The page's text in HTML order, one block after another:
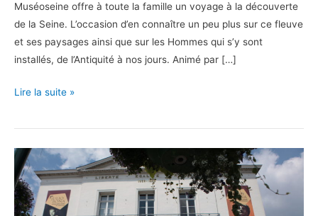
Muséoseine offre à toute la famille un voyage à la découverte
de la Seine. L’occasion d’en connaître un peu plus sur ce fleuve
et ses paysages ainsi que sur les Hommes qui s’y sont
installés, de l’Antiquité à nos jours. Animé par […]
Plongez
coeur
fleuve
à
MuseoSeine,
Lire la suite »